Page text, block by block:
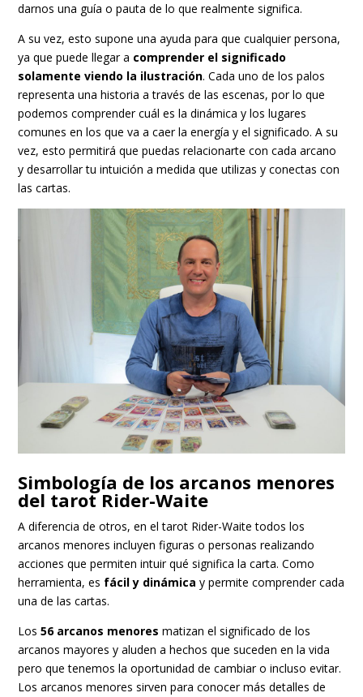
darnos una guía o pauta de lo que realmente significa.
A su vez, esto supone una ayuda para que cualquier persona,
ya que puede llegar a comprender el significado
solamente viendo la ilustración. Cada uno de los palos
representa una historia a través de las escenas, por lo que
podemos comprender cuál es la dinámica y los lugares
comunes en los que va a caer la energía y el significado. A su
vez, esto permitirá que puedas relacionarte con cada arcano
y desarrollar tu intuición a medida que utilizas y conectas con
las cartas.
Simbología de los arcanos menores
del tarot Rider-Waite
A diferencia de otros, en el tarot Rider-Waite todos los
arcanos menores incluyen figuras o personas realizando
acciones que permiten intuir qué significa la carta. Como
herramienta, es fácil y dinámica y permite comprender cada
una de las cartas.
Los56 arcanos menores matizan el significado de los
arcanos mayores y aluden a hechos que suceden en la vida
pero que tenemos la oportunidad de cambiar o incluso evitar.
Los arcanos menores sirven para conocer más detalles de